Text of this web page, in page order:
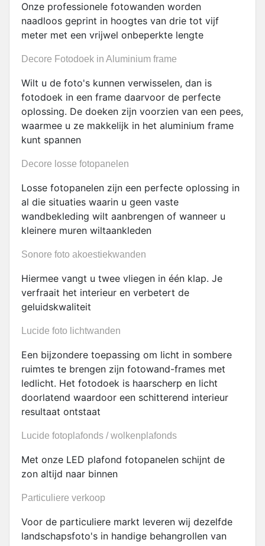
Onze professionele fotowanden worden
naadloos geprint in hoogtes van drie tot vijf
meter met een vrijwel onbeperkte lengte
Decore Fotodoek in Aluminium frame
Wilt u de foto's kunnen verwisselen, dan is
fotodoek in een frame daarvoor de perfecte
oplossing. De doeken zijn voorzien van een pees,
waarmee u ze makkelijk in het aluminium frame
kunt spannen
Decore losse fotopanelen
Losse fotopanelen zijn een perfecte oplossing in
al die situaties waarin u geen vaste
wandbekleding wilt aanbrengen of wanneer u
kleinere muren wiltaankleden
Sonore foto akoestiekwanden
Hiermee vangt u twee vliegen in één klap. Je
verfraait het interieur en verbetert de
geluidskwaliteit
Lucide foto lichtwanden
Een bijzondere toepassing om licht in sombere
ruimtes te brengen zijn fotowand-frames met
ledlicht. Het fotodoek is haarscherp en licht
doorlatend waardoor een schitterend interieur
resultaat ontstaat
Lucide fotoplafonds / wolkenplafonds
Met onze LED plafond fotopanelen schijnt de
zon altijd naar binnen
Particuliere verkoop
Voor de particuliere markt leveren wij dezelfde
landschapsfoto's in handige behangrollen van